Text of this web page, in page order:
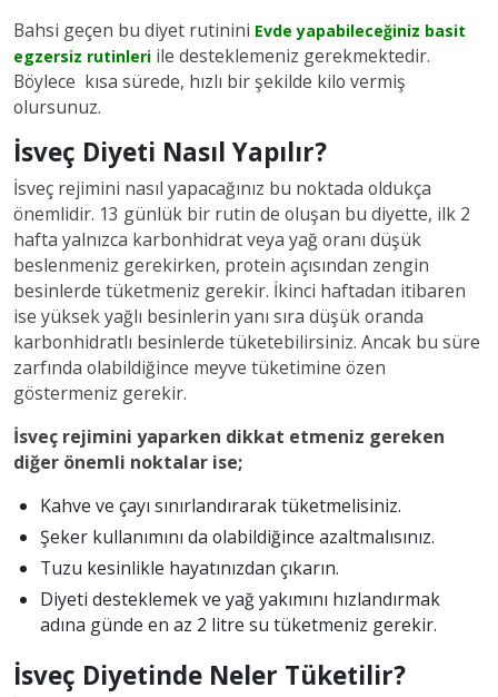
Bahsi geçen bu diyet rutinini Evde yapabileceğiniz basit
egzersiz rutinleri ile desteklemeniz gerekmektedir.
Böylece kısa sürede, hızlı bir şekilde kilo vermiş
olursunuz.
İsveç Diyeti Nasıl Yapılır?
İsveç rejimini nasıl yapacağınız bu noktada oldukça
önemlidir. 13 günlük bir rutin de oluşan bu diyette, ilk 2
hafta yalnızca karbonhidrat veya yağ oranı düşük
beslenmeniz gerekirken, protein açısından zengin
besinlerde tüketmeniz gerekir. İkinci haftadan itibaren
ise yüksek yağlı besinlerin yanı sıra düşük oranda
karbonhidratlı besinlerde tüketebilirsiniz. Ancak bu süre
zarfında olabildiğince meyve tüketimine özen
göstermeniz gerekir.
İsveç rejimini yaparken dikkat etmeniz gereken
diğer önemli noktalar ise;
Kahve ve çayı sınırlandırarak tüketmelisiniz.
Şeker kullanımını da olabildiğince azaltmalısınız.
Tuzu kesinlikle hayatınızdan çıkarın.
Diyeti desteklemek ve yağ yakımını hızlandırmak
adına günde en az 2 litre su tüketmeniz gerekir.
İsveç Diyetinde Neler Tüketilir?